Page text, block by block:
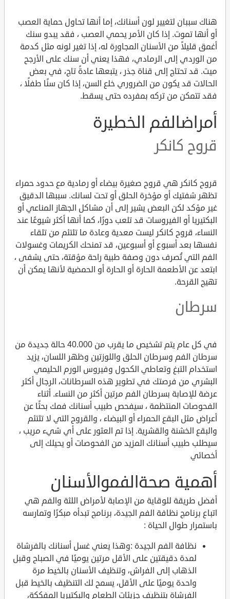
هناك سببان لتغيير لون أسنانك، إما أنها تحاول حماية العصب
أو أنها تموت. إذا كان الأمر يحمي العصب ، فقد يبدو سنك
أغمق قليلاً من الأسنان المجاورة له، إذا تغير لونه مثل كدمة
من الوردي إلى الرمادي، فهذا يعني أن سنك على الأرجح
ميت. قد تحتاج إلى قناة جذر ، يتبعها عادةً تاج، في بعض
الحالات قد يكون من الضروري خلع السن، إذا كان سنًا طفلًا ،
فقد تتمكن من تركه بمفرده حتى يسقط.
أمراضالفم الخطيرة
قروح كانكر
قروح كانكر هي قروح صغيرة بيضاء أو رمادية مع حدود حمراء
تظهر شفتيك أو مؤخرة الحلق أو تحت لسانك. سببها الدقيق
غير مؤكد لكن البعض يشير إلى أن مشاكل الجهاز المناعي أو
البكتيريا أو الفيروسات قد تلعب دورًا، كما أنها أكثر شيوعًا عند
النساء، قروح كانكر ليست معدية وعادة ما تلتئم من تلقاء
نفسها بعد أسبوع أو أسبوعين، قد تمنحك الكريمات وغسولات
الفم التي تُصرف دون وصفة طبية راحة مؤقتة، حتى يشفى ،
ابتعد عن الأطعمة الحارة أو الحارة أو الحمضية لأنها يمكن أن
تهيج القرحة.
سرطان
في كل عام يتم تشخيص ما يقرب من 40.000 حالة جديدة من
سرطان الفم وسرطان الحلق واللوزتين وظهر اللسان، يزيد
استخدام التبغ وتعاطي الكحول وفيروس الورم الحليمي
البشري من فرصتك في تطوير هذه السرطانات، الرجال أكثر
عرضة للإصابة بسرطان الفم مرتين أكثر من النساء. أثناء
الفحوصات المنتظمة ، سيفحص طبيب أسنانك فمك بحثًا عن
أعراض مثل البقع الحمراء أو البيضاء ، والقروح التي لا تلتئم
والبقع الخشنة والقشرية. إذا تم العثور على أي شيء مريب ،
سيطلب طبيب أسنانك المزيد من الفحوصات أو يحيلك إلى
أخصائي
أهمية صحةالفموالأسنان
أفضل طريقة للوقاية من الإصابة لأمراض اللثة والفم هي
اتباع برنامج نظافة الفم الجيدة، برنامج تبدأه مبكرًا وتمارسه
باستمرار طوال الحياة :
نظافة الفم الجيدة :وهذا يعني غسل أسنانك بالفرشاة
لمدة دقيقتين على الأقل مرتين يوميًا في الصباح وقبل
الذهاب إلى الفراش، وتنظيف الأسنان بالخيط مرة
واحدة يوميًا على الأقل، يسمح لك التنظيف بالخيط قبل
الفرشاة بتنظيف جزيئات الطعام والبكتيريا المفككة،